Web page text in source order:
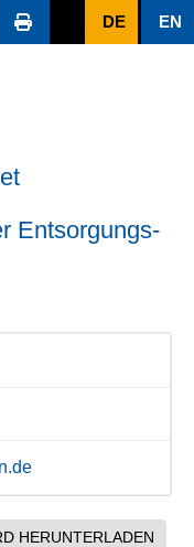
DE EN
Entsorgungs-
HERUNTERLADEN